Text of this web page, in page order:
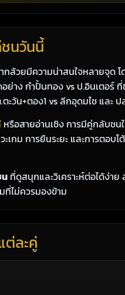
ชนวันนี้
ล้วยมีความน่าสนใจหลายจุด โ
ย่าง กำปั้นทอง vs ป.อินเตอร์
วัน+ตอง1 vs ลีกอุดมไช และ
หรือสายอ่านเชิง การมีคู่กลับชน
ะเกม การยืนระยะ และการตอ
น ที่ดูสนุกและวิเคราะห์ต่อได้ง่า
ที่ไม่ควรมองข้าม
ต่ละคู่